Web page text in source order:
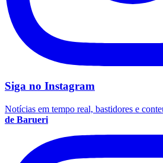
Grêmio
Siga no Instagram
Notícias em tempo real, bastidores e
de Barueri